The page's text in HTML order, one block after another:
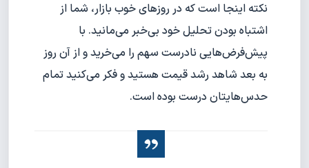
نکته اینجا است که در روزهای خوب بازار، شما از
اشتباه بودن تحلیل خود بی‌خبر می‌مانید. با
پیش‌فرض‌هایی نادرست سهم را می‌خرید و از آن روز
به بعد شاهد رشد قیمت هستید و فکر می‌کنید تمام
حدس‌هایتان درست بوده است.